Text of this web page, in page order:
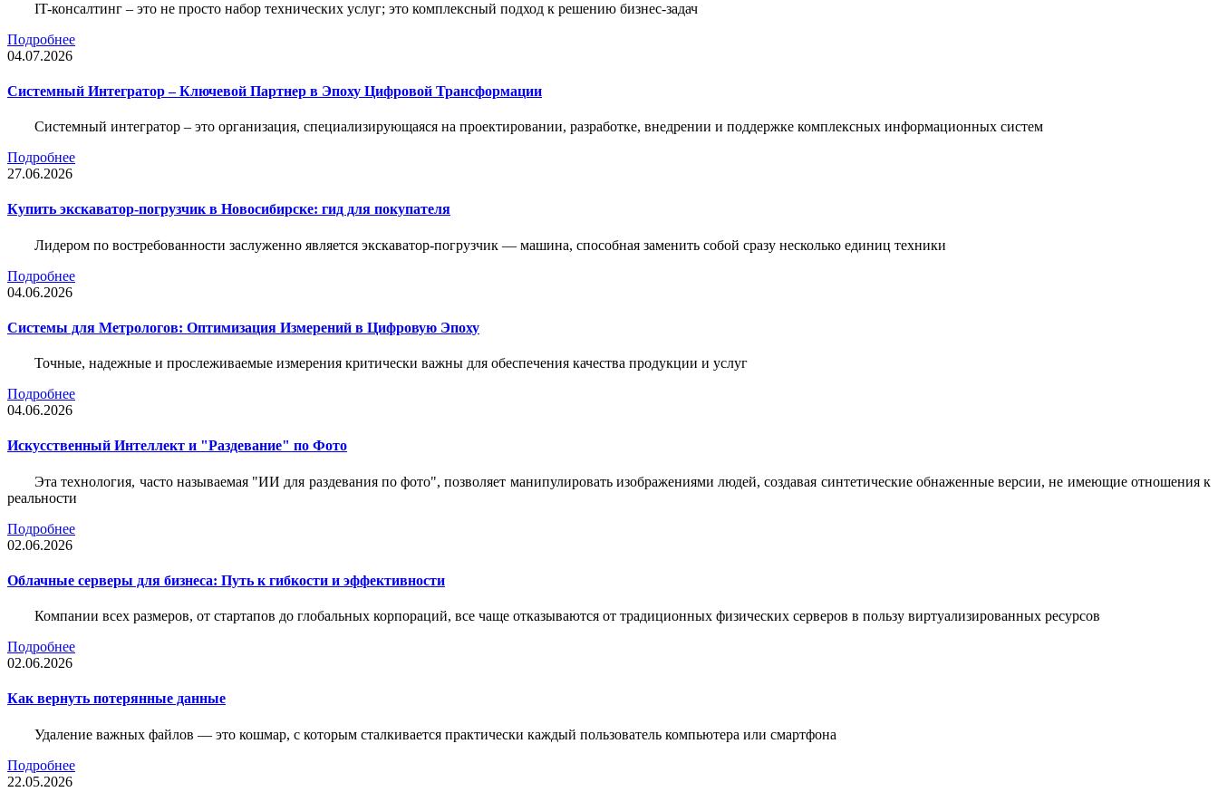
IT-консалтинг – это не просто набор технических услуг; это комплексный подход к решению бизнес-задач
Подробнее
04.07.2026
Системный Интегратор – Ключевой Партнер в Эпоху Цифровой Трансформации
Системный интегратор – это организация, специализирующаяся на проектировании, разработке, внедрении и поддержке комплексных информационных систем
Подробнее
27.06.2026
Купить экскаватор-погрузчик в Новосибирске: гид для покупателя
Лидером по востребованности заслуженно является экскаватор-погрузчик — машина, способная заменить собой сразу несколько единиц техники
Подробнее
04.06.2026
Системы для Метрологов: Оптимизация Измерений в Цифровую Эпоху
Точные, надежные и прослеживаемые измерения критически важны для обеспечения качества продукции и услуг
Подробнее
04.06.2026
Искусственный Интеллект и "Раздевание" по Фото
Эта технология, часто называемая "ИИ для раздевания по фото", позволяет манипулировать изображениями людей, создавая синтетические обнаженные версии, не имеющие отношения к
реальности
Подробнее
02.06.2026
Облачные серверы для бизнеса: Путь к гибкости и эффективности
Компании всех размеров, от стартапов до глобальных корпораций, все чаще отказываются от традиционных физических серверов в пользу виртуализированных ресурсов
Подробнее
02.06.2026
Как вернуть потерянные данные
Удаление важных файлов — это кошмар, с которым сталкивается практически каждый пользователь компьютера или смартфона
Подробнее
22.05.2026